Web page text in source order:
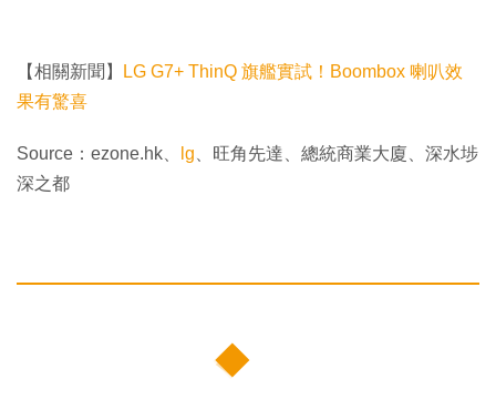
【相關新聞】
LG G7+ ThinQ 旗艦實試！Boombox 喇叭效
果有驚喜
Source：ezone.hk、 lg 、旺角先達、總統商業大廈、深水埗
深之都